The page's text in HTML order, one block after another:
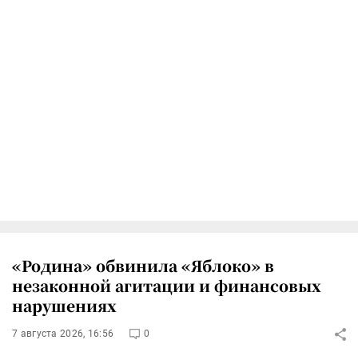
«Родина» обвинила «Яблоко» в
незаконной агитации и финансовых
нарушениях
7 августа 2026, 16:56 0